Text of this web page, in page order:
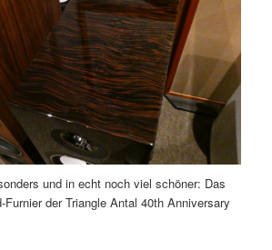
und in echt noch viel schöner: Das
Furnier der Triangle Antal 40th Anniversary